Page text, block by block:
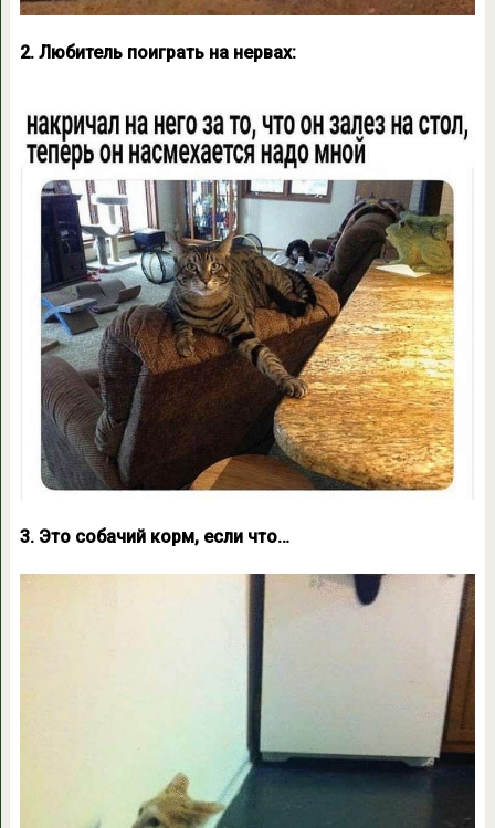
2. Любитель поиграть на нервах:
3. Это собачий корм, если что…